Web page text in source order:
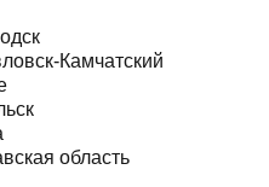
Камчатский
область